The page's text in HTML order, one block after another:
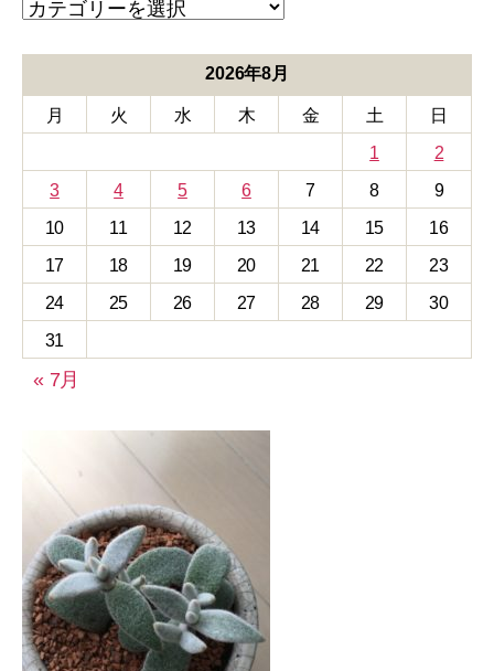
テ
ー
2026年8月
月 火 水 木 金 土
日
1
2
3
4 5 6 7 8
9
10
11 12 13 14 15
16
17
18 19 20 21 22
23
24
25 26 27 28 29
30
31
« 7月